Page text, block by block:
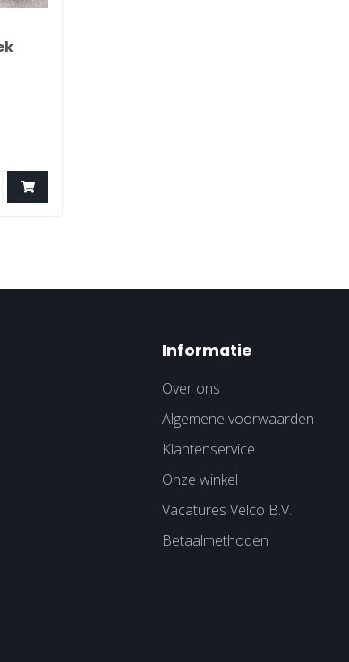
Informatie
Over ons
Algemene voorwaarden
Klantenservice
Onze winkel
Vacatures Velco B.V.
Betaalmethoden